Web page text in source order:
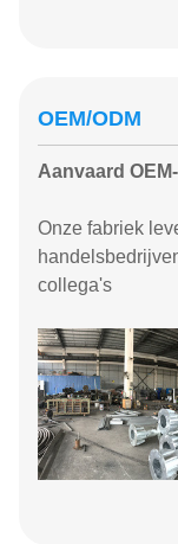
OEM/ODM
Aanvaard
Onze fabriek
collega's